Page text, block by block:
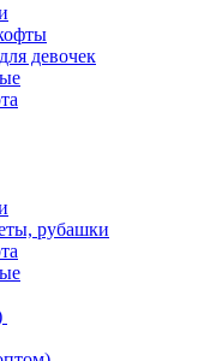
девочек
рубашки